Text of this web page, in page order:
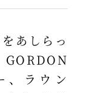
あしらっ
、ラウン